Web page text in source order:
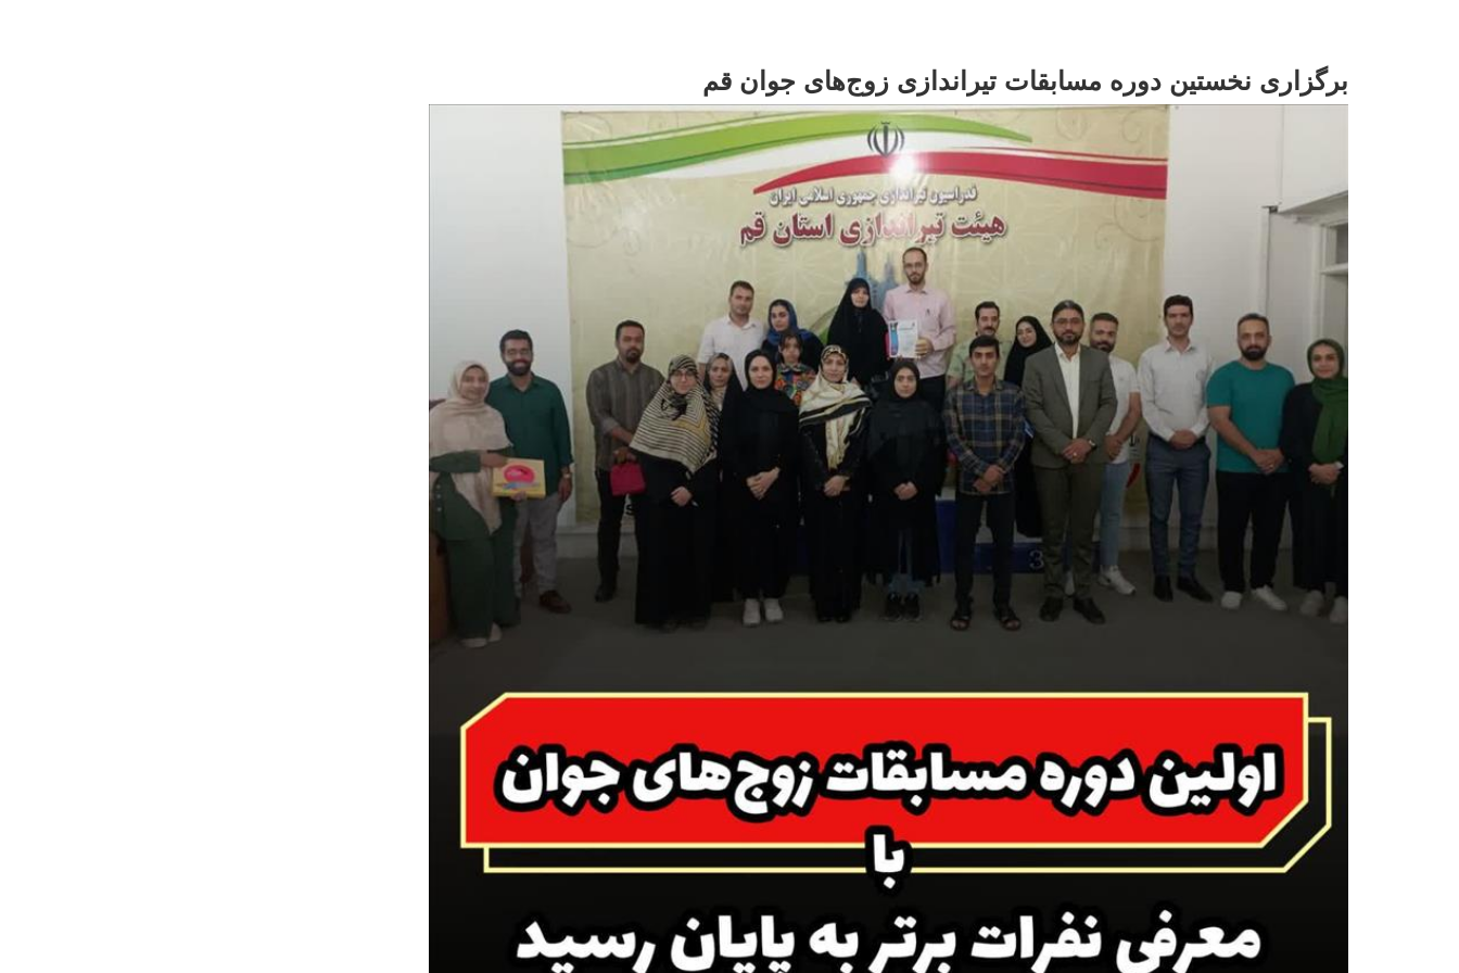
برگزاری نخستین دوره مسابقات تیراندازی زوج‌های جوان قم